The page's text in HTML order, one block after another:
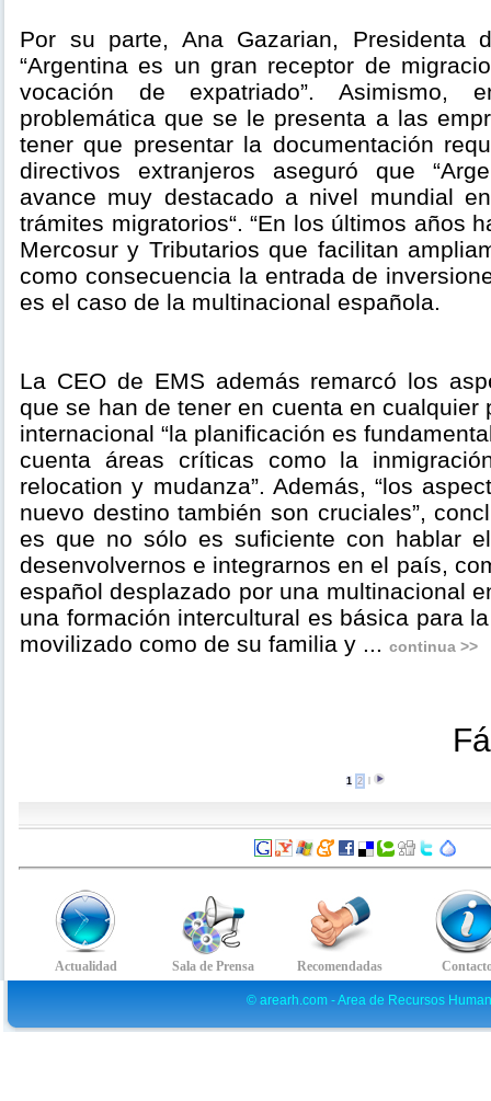
Por su parte, Ana Gazarian, Presidenta
“Argentina es un gran receptor de
vocación de expatriado”. Asimismo,
problemática que se le presenta a las
tener que presentar la documentación
directivos extranjeros aseguró que
avance muy destacado a nivel mundial
trámites migratorios“. “En los últimos años
Mercosur y Tributarios que facilitan
como consecuencia la entrada de
es el caso de la multinacional española.
La CEO de EMS además remarcó los
que se han de tener en cuenta en cualquier
internacional “la planificación es
cuenta áreas críticas como la
relocation y mudanza”. Además, “los
nuevo destino también son cruciales”,
es que no sólo es suficiente con hablar
desenvolvernos e integrarnos en el país,
español desplazado por una multinacional
una formación intercultural es básica para
movilizado como de su familia y ... continua >>
1 2
© arearh.com - Area de Recursos